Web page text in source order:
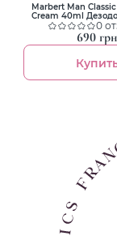
Marbert Man
Cream 40ml
0
690 грн